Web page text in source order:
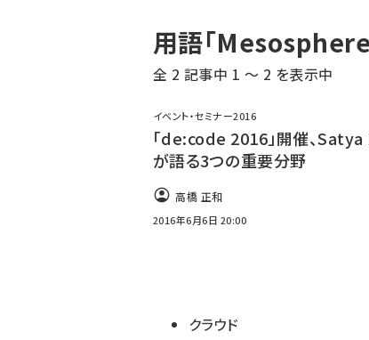
ン
く
ず
用語「
全 2 記事中 1 ～ 2 を表示中
イベント・セミナー2016
「de:code 2016」開催、
が語る3つの重要分野
高橋 正和
2016年6月6日 20:00
クラウド